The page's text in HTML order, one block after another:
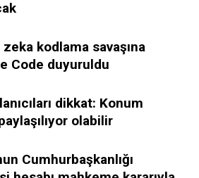
kodlama savaşına
Code duyuruldu
dikkat: Konum
olabilir
Cumhurbaşkanlığı